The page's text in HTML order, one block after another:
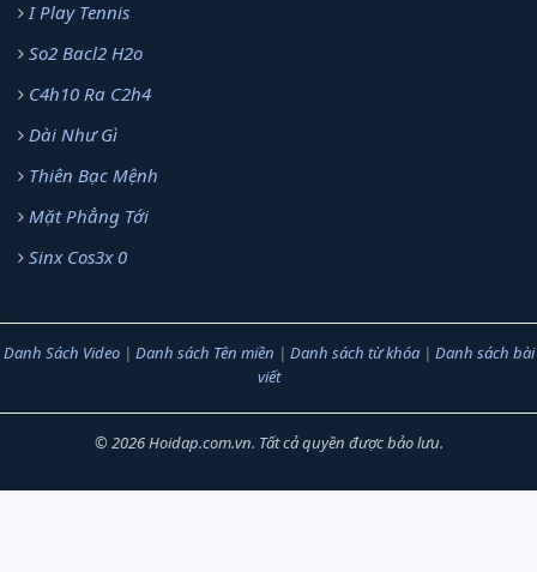
I Play Tennis
So2 Bacl2 H2o
C4h10 Ra C2h4
Dài Như Gì
Thiên Bạc Mệnh
Mặt Phẳng Tới
Sinx Cos3x 0
Danh Sách Video| Danh sách Tên miền | Danh sách từ khóa| Danh sách bài
viết
© 2026 Hoidap.com.vn. Tất cả quyền được bảo lưu.